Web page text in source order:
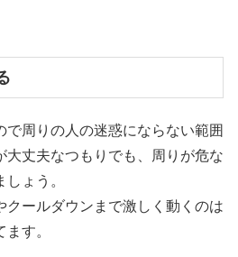
で周りの人の迷惑にならない範囲
大丈夫なつもりでも、周りが危な
ょう。
クールダウンまで激しく動くのは
す。